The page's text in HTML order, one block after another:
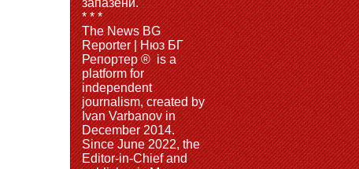
запазени.
* * *
The News BG
Reporter | Нюз БГ
Репортер ® is a
platform for
independent
journalism, created by
Ivan Varbanov in
December 2014.
Since June 2022, the
Editor-in-Chief and